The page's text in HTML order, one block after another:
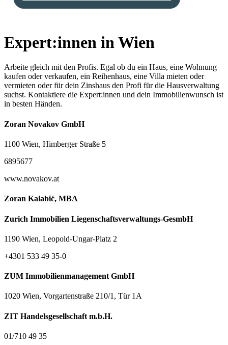
Expert:innen in Wien
Arbeite gleich mit den Profis. Egal ob du ein Haus, eine Wohnung
kaufen oder verkaufen, ein Reihenhaus, eine Villa mieten oder
vermieten oder für dein Zinshaus den Profi für die Hausverwaltung
suchst. Kontaktiere die Expert:innen und dein Immobilienwunsch ist
in besten Händen.
Zoran Novakov GmbH
1100 Wien, Himberger Straße 5
6895677
www.novakov.at
Zoran Kalabić, MBA
Zurich Immobilien Liegenschaftsverwaltungs-GesmbH
1190 Wien, Leopold-Ungar-Platz 2
+4301 533 49 35-0
ZUM Immobilienmanagement GmbH
1020 Wien, Vorgartenstraße 210/1, Tür 1A
ZIT Handelsgesellschaft m.b.H.
01/710 49 35